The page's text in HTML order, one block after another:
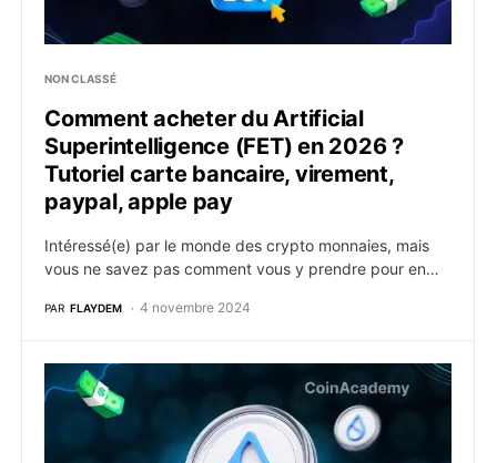
NON CLASSÉ
Comment acheter du Artificial
Superintelligence (FET) en 2026 ?
Tutoriel carte bancaire, virement,
paypal, apple pay
Intéressé(e) par le monde des crypto monnaies, mais
vous ne savez pas comment vous y prendre pour en…
PAR FLAYDEM 4 novembre 2024
Comment acheter du Sui (SUI) en 2026 ? Tutoriel